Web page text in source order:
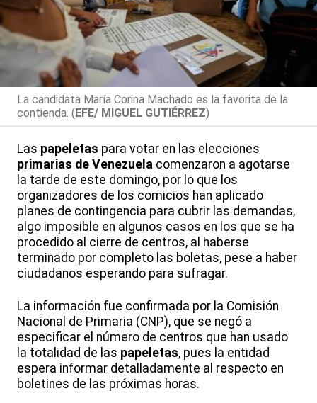
La candidata María Corina Machado es la favorita de la
contienda. (EFE/ MIGUEL GUTIÉRREZ)
Las papeletas para votar en las elecciones
primarias de Venezuela comenzaron a agotarse
la tarde de este domingo, por lo que los
organizadores de los comicios han aplicado
planes de contingencia para cubrir las demandas,
algo imposible en algunos casos en los que se ha
procedido al cierre de centros, al haberse
terminado por completo las boletas, pese a haber
ciudadanos esperando para sufragar.
La información fue confirmada por la Comisión
Nacional de Primaria (CNP), que se negó a
especificar el número de centros que han usado
la totalidad de las papeletas, pues la entidad
espera informar detalladamente al respecto en
boletines de las próximas horas.